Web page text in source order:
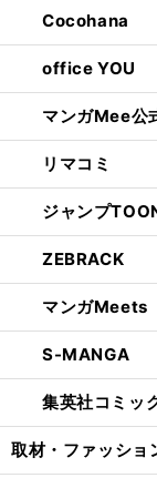
Cocohana
office YOU
マンガMee公
リマコミ
ジャンプ
ZEBRACK
マンガMeets
S-MANGA
集英社コミッ
取材・ファッショ